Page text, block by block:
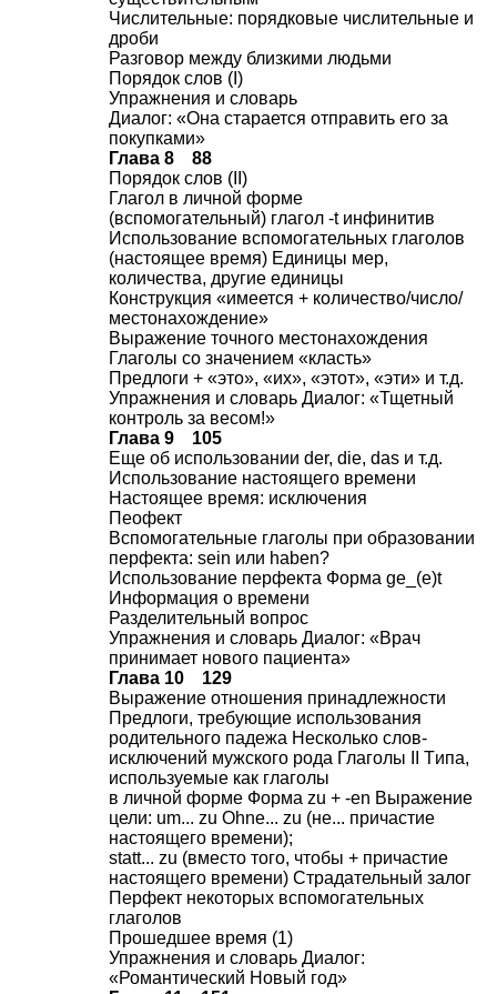
Числительные: порядковые числительные и
дроби
Разговор между близкими людьми
Порядок слов (I)
Упражнения и словарь
Диалог: «Она старается отправить его за
покупками»
Глава 8 88
Порядок слов (II)
Глагол в личной форме
(вспомогательный) глагол -t инфинитив
Использование вспомогательных глаголов
(настоящее время) Единицы мер,
количества, другие единицы
Конструкция «имеется + количество/число/
местонахождение»
Выражение точного местонахождения
Глаголы со значением «класть»
Предлоги + «это», «их», «этот», «эти» и т.д.
Упражнения и словарь Диалог: «Тщетный
контроль за весом!»
Глава 9 105
Еще об использовании der, die, das и т.д.
Использование настоящего времени
Настоящее время: исключения
Пеофект
Вспомогательные глаголы при образовании
перфекта: sein или haben?
Использование перфекта Форма ge_(e)t
Информация о времени
Разделительный вопрос
Упражнения и словарь Диалог: «Врач
принимает нового пациента»
Глава 10 129
Выражение отношения принадлежности
Предлоги, требующие использования
родительного падежа Несколько слов-
исключений мужского рода Глаголы
Tипа,
используемые как глаголы
в личной форме Форма zu + -en Выражение
цели: um... zu Ohne... zu (не... причастие
настоящего времени);
statt... zu (вместо того, чтобы + причастие
настоящего времени) Страдательный залог
Перфект некоторых вспомогательных
глаголов
Прошедшее время (1)
Упражнения и словарь Диалог:
«Романтический Новый год»